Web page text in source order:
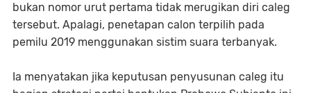
bukan nomor urut pertama tidak merugikan diri caleg
tersebut. Apalagi, penetapan calon terpilih pada
pemilu 2019 menggunakan sistim suara terbanyak.
Ia menyatakan jika keputusan penyusunan caleg itu